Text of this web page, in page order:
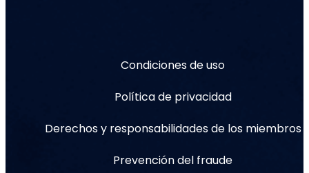
Condiciones de uso
Política de privacidad
Derechos y responsabilidades de los miembros
Prevención del fraude